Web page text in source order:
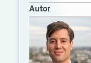
Autor